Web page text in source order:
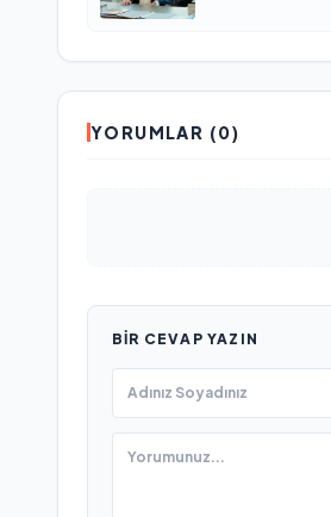
YORUMLAR (0)
BIR CEVAP YAZIN